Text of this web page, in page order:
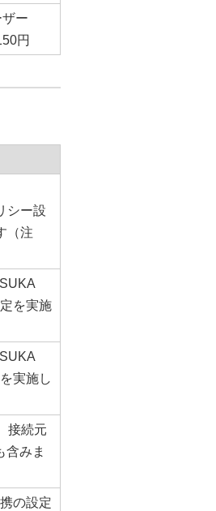
ー
円
シー設
（注
を実施
実施し
接続元
含みま
の設定